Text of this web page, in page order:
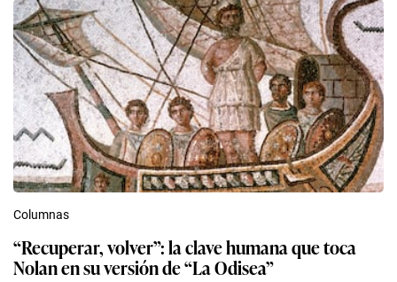
Columnas
“Recuperar, volver”: la clave humana que toca
Nolan en su versión de “La Odisea”